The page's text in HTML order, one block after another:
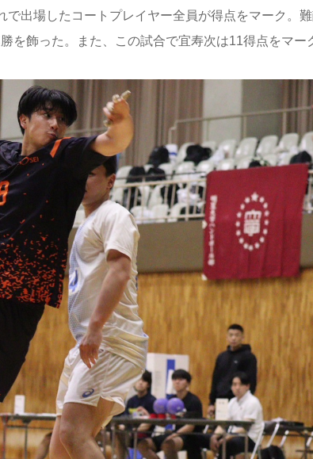
出場したコートプレイヤー全員が得点をマーク。
を飾った。また、この試合で宜寿次は11得点をマー